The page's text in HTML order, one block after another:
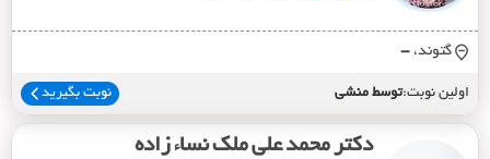
گتوند، -
اولین نوبت:توسط منشی نوبت بگیرید
دکتر محمد علی ملک نساء زاده